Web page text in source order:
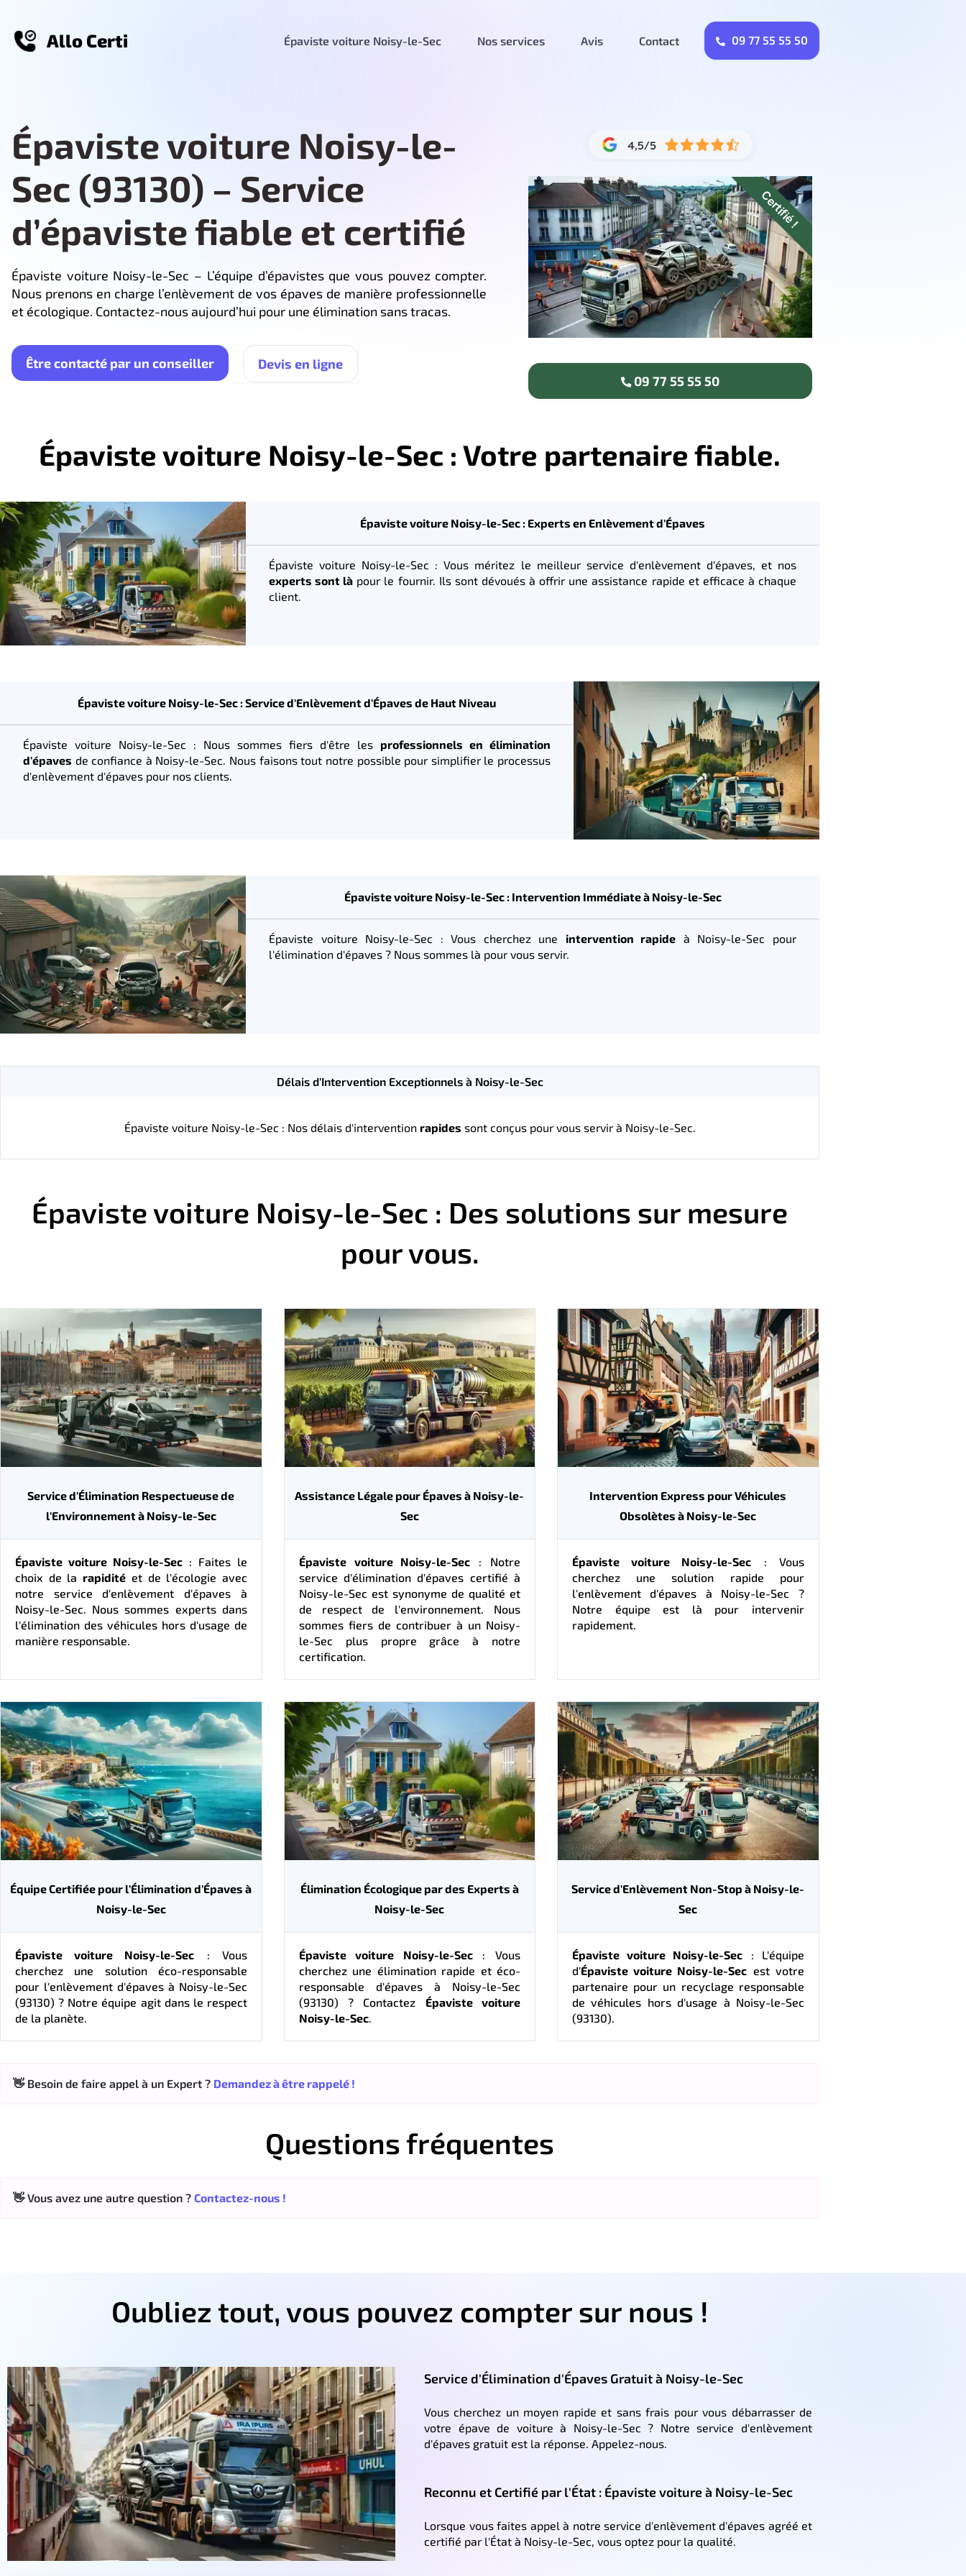
Allo Certi Épaviste voiture Noisy-le-Sec Nos services Avis Contact 09 77 55 55 50
Épaviste voiture Noisy-le-
Sec (93130) – Service
d’épaviste fiable et certifié
Épaviste voiture Noisy-le-Sec – L’équipe d’épavistes que vous pouvez compter.
Nous prenons en charge l’enlèvement de vos épaves de manière professionnelle
et écologique. Contactez-nous aujourd’hui pour une élimination sans tracas.
Être contacté par un conseiller Devis en ligne
Certifié !
09 77 55 55 50
Épaviste voiture Noisy-le-Sec : Votre partenaire fiable.
Épaviste voiture Noisy-le-Sec : Experts en Enlèvement d'Épaves
Épaviste voiture Noisy-le-Sec : Vous méritez le meilleur service d'enlèvement d'épaves, et nos
experts sont là pour le fournir. Ils sont dévoués à offrir une assistance rapide et efficace à chaque
client.
Épaviste voiture Noisy-le-Sec : Service d'Enlèvement d'Épaves de Haut Niveau
Épaviste voiture Noisy-le-Sec : Nous sommes fiers d'être les professionnels en élimination
d'épaves de confiance à Noisy-le-Sec. Nous faisons tout notre possible pour simplifier le processus
d'enlèvement d'épaves pour nos clients.
Épaviste voiture Noisy-le-Sec : Intervention Immédiate à Noisy-le-Sec
Épaviste voiture Noisy-le-Sec : Vous cherchez une intervention rapide à Noisy-le-Sec pour
l'élimination d'épaves ? Nous sommes là pour vous servir.
Délais d'Intervention Exceptionnels à Noisy-le-Sec
Épaviste voiture Noisy-le-Sec : Nos délais d'intervention rapides sont conçus pour vous servir à Noisy-le-Sec.
Épaviste voiture Noisy-le-Sec : Des solutions sur mesure
pour vous.
Service d'Élimination Respectueuse de
l'Environnement à Noisy-le-Sec
Épaviste voiture Noisy-le-Sec : Faites le
choix de la rapidité et de l'écologie avec
notre service d'enlèvement d'épaves à
Noisy-le-Sec. Nous sommes experts dans
l'élimination des véhicules hors d'usage de
manière responsable.
Assistance Légale pour Épaves à Noisy-le-
Sec
Épaviste voiture Noisy-le-Sec : Notre
service d'élimination d'épaves certifié à
Noisy-le-Sec est synonyme de qualité et
de respect de l'environnement. Nous
sommes fiers de contribuer à un Noisy-
le-Sec plus propre grâce à notre
certification.
Intervention Express pour Véhicules
Obsolètes à Noisy-le-Sec
Épaviste voiture Noisy-le-Sec : Vous
cherchez une solution rapide pour
l'enlèvement d'épaves à Noisy-le-Sec ?
Notre équipe est là pour intervenir
rapidement.
Équipe Certifiée pour l'Élimination d'Épaves à
Noisy-le-Sec
Épaviste voiture Noisy-le-Sec : Vous
cherchez une solution éco-responsable
pour l'enlèvement d'épaves à Noisy-le-Sec
(93130) ? Notre équipe agit dans le respect
de la planète.
Élimination Écologique par des Experts à
Noisy-le-Sec
Épaviste voiture Noisy-le-Sec: Vous
cherchez une élimination rapide et éco-
responsable d'épaves à Noisy-le-Sec
(93130) ? Contactez Épaviste voiture
Noisy-le-Sec.
Service d'Enlèvement Non-Stop à Noisy-le-
Sec
Épaviste voiture Noisy-le-Sec : L'équipe
d'Épaviste voiture Noisy-le-Sec est votre
partenaire pour un recyclage responsable
de véhicules hors d'usage à Noisy-le-Sec
(93130).
👋 Besoin de faire appel à un Expert ? Demandez à être rappelé !
Questions fréquentes
👋 Vous avez une autre question ? Contactez-nous !
Oubliez tout, vous pouvez compter sur nous !
Service d'Élimination d'Épaves Gratuit à Noisy-le-Sec
Vous cherchez un moyen rapide et sans frais pour vous débarrasser de
votre épave de voiture à Noisy-le-Sec ? Notre service d'enlèvement
d'épaves gratuit est la réponse. Appelez-nous.
Reconnu et Certifié par l'État : Épaviste voiture à Noisy-le-Sec
Lorsque vous faites appel à notre service d'enlèvement d'épaves agréé et
certifié par l'État à Noisy-le-Sec, vous optez pour la qualité.